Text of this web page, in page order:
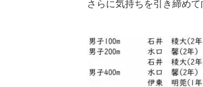
さらに気持ちを引き締めて